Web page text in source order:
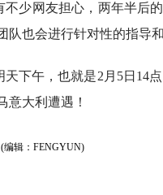
不少网友担心，两年半后
队也会进行针对性的指导
天下午，也就是2月5日14
意大利遭遇！
编辑：FENGYUN)